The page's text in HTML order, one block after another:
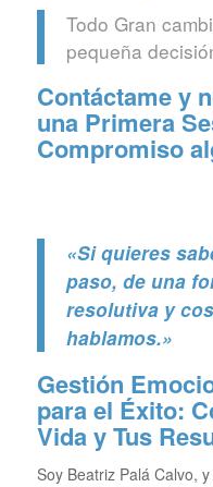
Todo Gran
pequeña
Contáctame y
una Primera
Compromiso
«Si quieres
paso, de una
resolutiva y
hablamos.»
Gestión
para el Éxito:
Vida y Tus
Soy Beatriz Palá Calvo,